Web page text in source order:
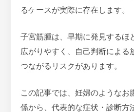
るケースが実際に存在します。
子宮筋腫は、早期に発見するほ
広がりやすく、自己判断による
つながるリスクがあります。
この記事では、妊婦のようなお
係から、代表的な症状・診断方